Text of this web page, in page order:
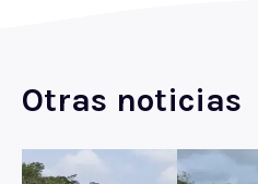
Otras noticias